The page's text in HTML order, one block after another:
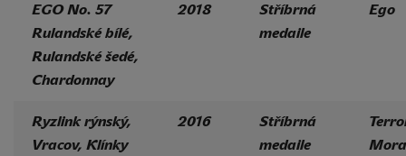
EGO No. 57
Rulandské bílé,
Rulandské šedé,
Chardonnay
2018
Stříbrná
medaile
Ego
Ryzlink rýnský,
Vracov, Klínky
2016
Stříbrná
medaile